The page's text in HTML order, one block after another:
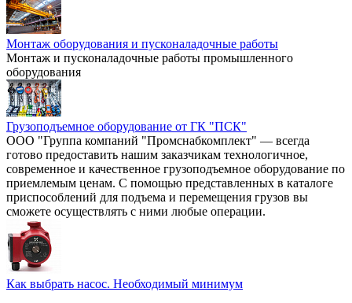
Монтаж оборудования и пусконаладочные работы
Монтаж и пусконаладочные работы промышленного
оборудования
Грузоподъемное оборудование от ГК "ПСК"
ООО "Группа компаний "Промснабкомплект" — всегда
готово предоставить нашим заказчикам технологичное,
современное и качественное грузоподъемное оборудование по
приемлемым ценам. С помощью представленных в каталоге
приспособлений для подъема и перемещения грузов вы
сможете осуществлять с ними любые операции.
Как выбрать насос. Необходимый минимум